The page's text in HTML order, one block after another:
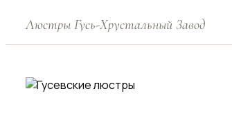
Люстры Гусь-Хрустальный Завод